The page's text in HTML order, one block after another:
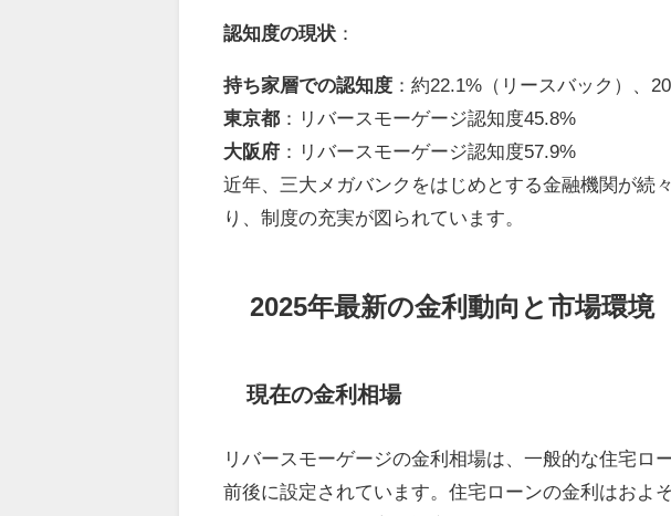
認知度の現状 ：
持ち家層での認知度 ：約22.1%（リースバック）、
東京都 ：リバースモーゲージ認知度45.8%
大阪府 ：リバースモーゲージ認知度57.9%
近年、三大メガバンクをはじめとする金融機関が続
り、制度の充実が図られています。
2025年最新の金利動向と市場環境
現在の金利相場
リバースモーゲージの金利相場は、一般的な住宅ロ
前後に設定されています。住宅ローンの金利はおよ